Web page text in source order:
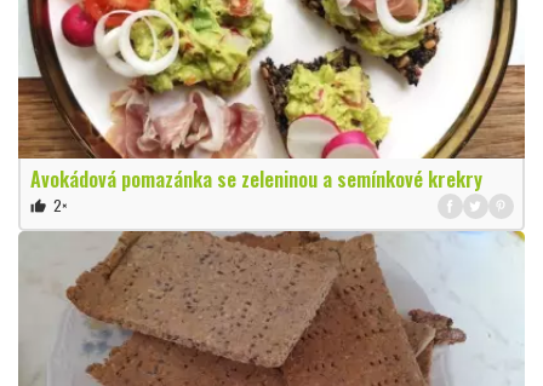
Avokádová pomazánka se zeleninou a semínkové krekry
thumb_up 2×